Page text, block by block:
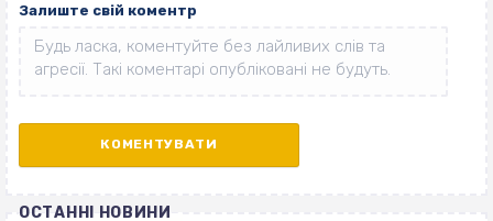
Залиште свій коментр
ОСТАННІ НОВИНИ